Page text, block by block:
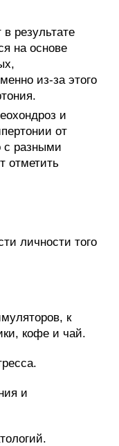
результате
на основе
из-за этого
и
от
с разными
отметить
личности того
к
кофе и чай.
и